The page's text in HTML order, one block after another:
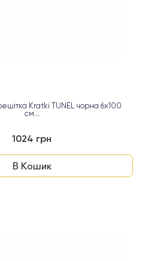
Kratki TUNEL чорна 6х100
см...
1024 грн
В Кошик